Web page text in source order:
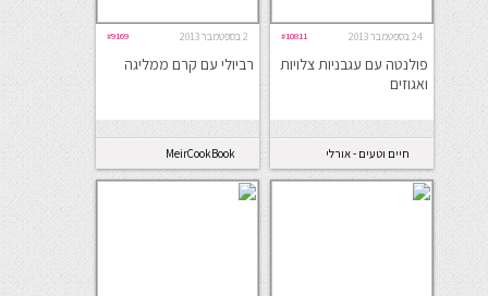
24 בספטמבר 2013 #10811
פולנטה עם עגבניות צלויות
ואגוזים
חיים וטעים - אורלי
כהן
2 בספטמבר 2013 #9169
רביולי עם קרם ממליגה
MeirCookBook